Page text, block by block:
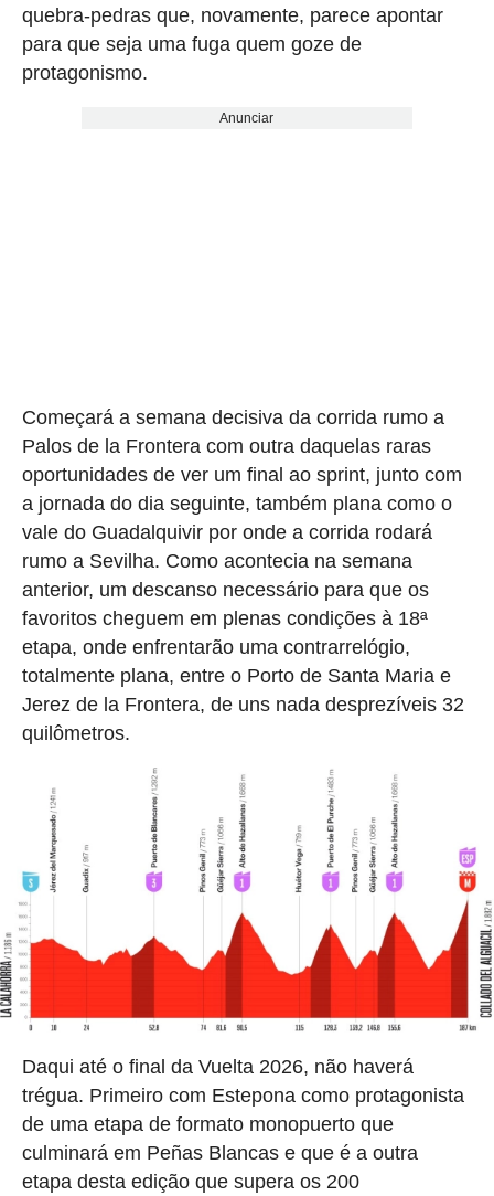
quebra-pedras que, novamente, parece apontar
para que seja uma fuga quem goze de
protagonismo.
Anunciar
Começará a semana decisiva da corrida rumo a
Palos de la Frontera com outra daquelas raras
oportunidades de ver um final ao sprint, junto com
a jornada do dia seguinte, também plana como o
vale do Guadalquivir por onde a corrida rodará
rumo a Sevilha. Como acontecia na semana
anterior, um descanso necessário para que os
favoritos cheguem em plenas condições à 18ª
etapa, onde enfrentarão uma contrarrelógio,
totalmente plana, entre o Porto de Santa Maria e
Jerez de la Frontera, de uns nada desprezíveis 32
quilômetros.
Daqui até o final da Vuelta 2026, não haverá
trégua. Primeiro com Estepona como protagonista
de uma etapa de formato monopuerto que
culminará em Peñas Blancas e que é a outra
etapa desta edição que supera os 200